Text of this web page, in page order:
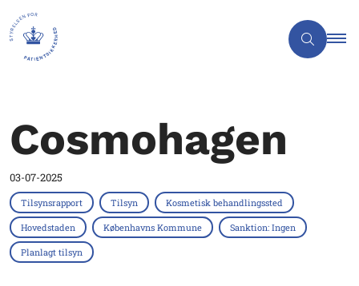
Cosmohagen
03-07-2025
Tilsynsrapport Tilsyn Kosmetisk behandlingssted
Hovedstaden Københavns Kommune Sanktion: Ingen
Planlagt tilsyn